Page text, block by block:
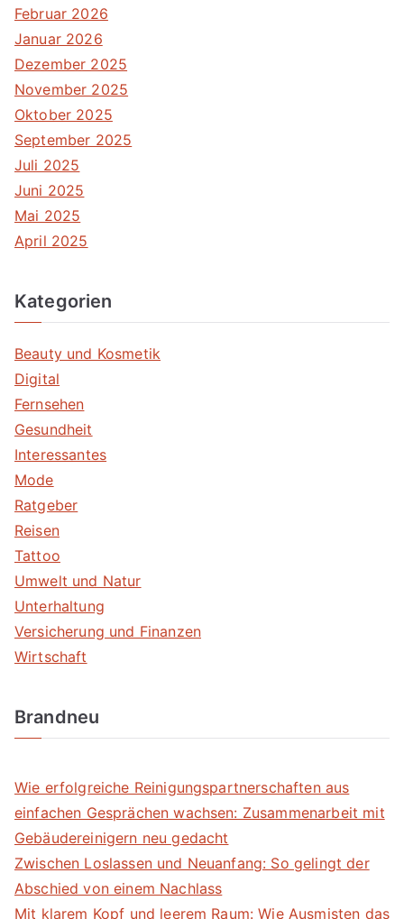
Februar 2026
Januar 2026
Dezember 2025
November 2025
Oktober 2025
September 2025
Juli 2025
Juni 2025
Mai 2025
April 2025
Kategorien
Beauty und Kosmetik
Digital
Fernsehen
Gesundheit
Interessantes
Mode
Ratgeber
Reisen
Tattoo
Umwelt und Natur
Unterhaltung
Versicherung und Finanzen
Wirtschaft
Brandneu
Wie erfolgreiche Reinigungspartnerschaften aus
einfachen Gesprächen wachsen: Zusammenarbeit mit
Gebäudereinigern neu gedacht
Zwischen Loslassen und Neuanfang: So gelingt der
Abschied von einem Nachlass
Mit klarem Kopf und leerem Raum: Wie Ausmisten das